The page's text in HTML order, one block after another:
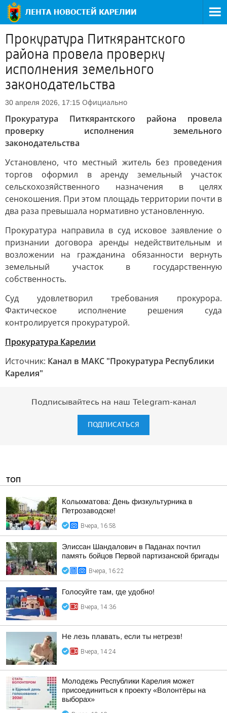
Прокуратура Питкярантского
района провела проверку
исполнения земельного
законодательства
30 апреля 2026, 17:15 Официально
Прокуратура Питкярантского района провела
проверку исполнения земельного
законодательства
Установлено, что местный житель без проведения
торгов оформил в аренду земельный участок
сельскохозяйственного назначения в целях
сенокошения. При этом площадь территории почти в
два раза превышала нормативно установленную.
Прокуратура направила в суд исковое заявление о
признании договора аренды недействительным и
возложении на гражданина обязанности вернуть
земельный участок в государственную
собственность.
Суд удовлетворил требования прокурора.
Фактическое исполнение решения суда
контролируется прокуратурой.
Прокуратура Карелии
Источник: Канал в МАКС "Прокуратура Республики
Карелия"
Подписывайтесь на наш Telegram-канал
ПОДПИСАТЬСЯ
ТОП
Колыхматова: День физкультурника в
Петрозаводске!
Вчера, 16:58
Элиссан Шандалович в Паданах почтил
память бойцов Первой партизанской бригады
Вчера, 16:22
Голосуйте там, где удобно!
Вчера, 14:36
Не лезь плавать, если ты нетрезв!
Вчера, 14:24
Молодежь Республики Карелия может
присоединиться к проекту «Волонтёры на
выборах»